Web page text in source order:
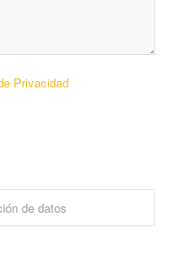
Privacidad
de datos